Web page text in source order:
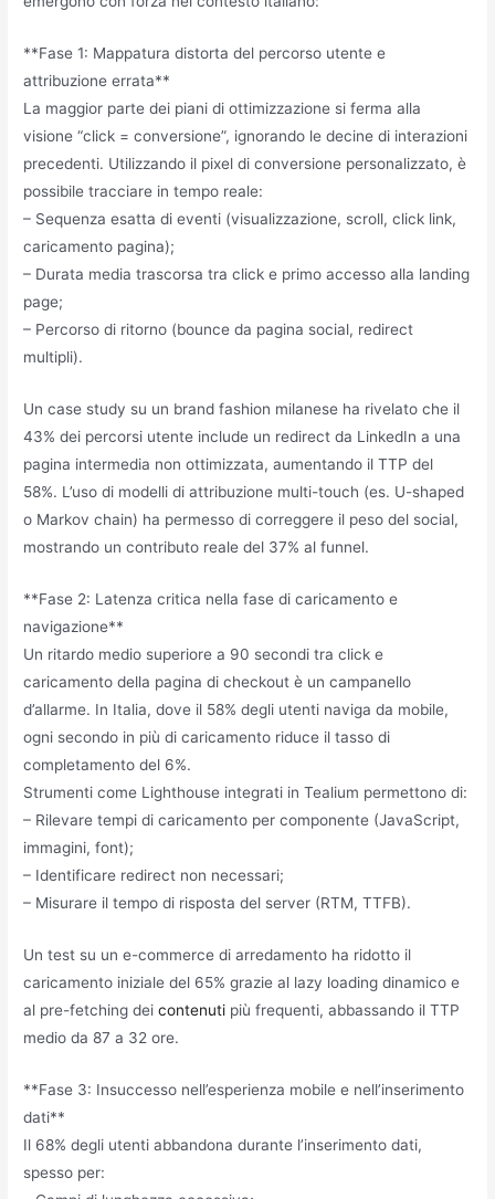
**Fase 1: Mappatura distorta del percorso utente e
attribuzione errata**
La maggior parte dei piani di ottimizzazione si ferma alla
visione “click = conversione”, ignorando le decine di interazioni
precedenti. Utilizzando il pixel di conversione personalizzato, è
possibile tracciare in tempo reale:
– Sequenza esatta di eventi (visualizzazione, scroll, click link,
caricamento pagina);
– Durata media trascorsa tra click e primo accesso alla landing
page;
– Percorso di ritorno (bounce da pagina social, redirect
multipli).
Un case study su un brand fashion milanese ha rivelato che il
43% dei percorsi utente include un redirect da LinkedIn a una
pagina intermedia non ottimizzata, aumentando il TTP del
58%. L’uso di modelli di attribuzione multi-touch (es. U-shaped
o Markov chain) ha permesso di correggere il peso del social,
mostrando un contributo reale del 37% al funnel.
**Fase 2: Latenza critica nella fase di caricamento e
navigazione**
Un ritardo medio superiore a 90 secondi tra click e
caricamento della pagina di checkout è un campanello
d’allarme. In Italia, dove il 58% degli utenti naviga da mobile,
ogni secondo in più di caricamento riduce il tasso di
completamento del 6%.
Strumenti come Lighthouse integrati in Tealium permettono di:
– Rilevare tempi di caricamento per componente (JavaScript,
immagini, font);
– Identificare redirect non necessari;
– Misurare il tempo di risposta del server (RTM, TTFB).
Un test su un e-commerce di arredamento ha ridotto il
caricamento iniziale del 65% grazie al lazy loading dinamico e
al pre-fetching deicontenuti più frequenti, abbassando il TTP
medio da 87 a 32 ore.
**Fase 3: Insuccesso nell’esperienza mobile e nell’inserimento
dati**
Il 68% degli utenti abbandona durante l’inserimento dati,
spesso per: